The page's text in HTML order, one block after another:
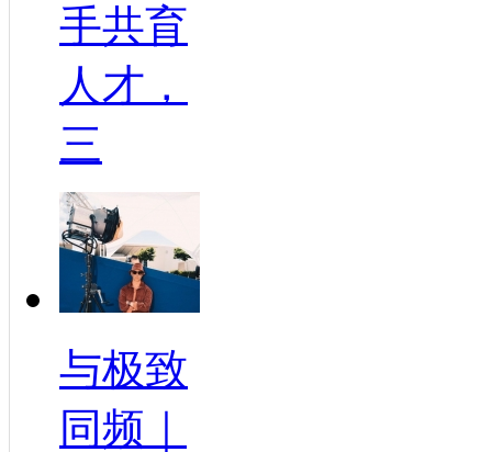
手共育
人才，
三
与极致
同频｜